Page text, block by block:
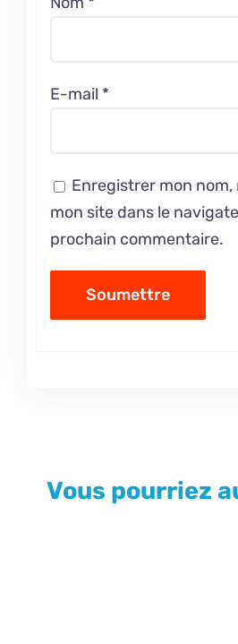
E-mail *
Enregistrer mon
mon site dans le
prochain commentaire.
Vous pourriez